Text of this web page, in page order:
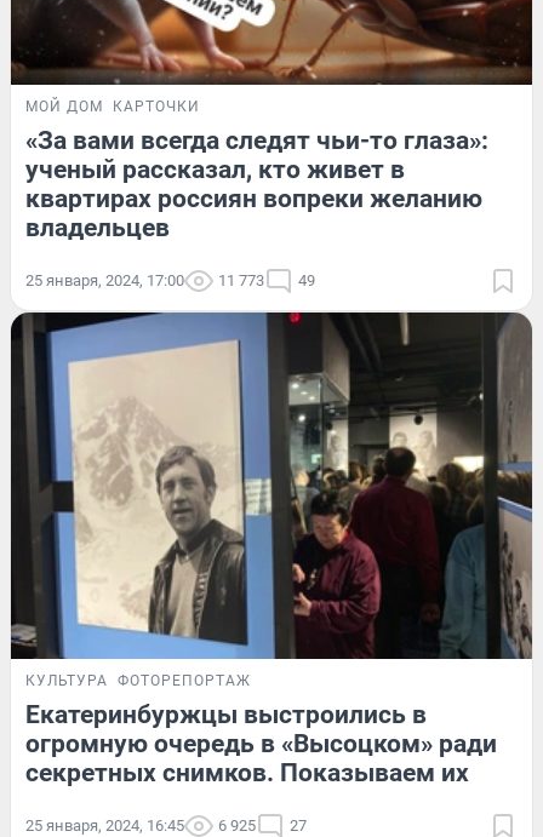
МОЙ ДОМ КАРТОЧКИ
«За вами всегда следят чьи-то глаза»:
ученый рассказал, кто живет в
квартирах россиян вопреки желанию
владельцев
25 января, 2024, 17:00 11 773 49
КУЛЬТУРА ФОТОРЕПОРТАЖ
Екатеринбуржцы выстроились в
огромную очередь в «Высоцком» ради
секретных снимков. Показываем их
25 января, 2024, 16:45 6 925 27